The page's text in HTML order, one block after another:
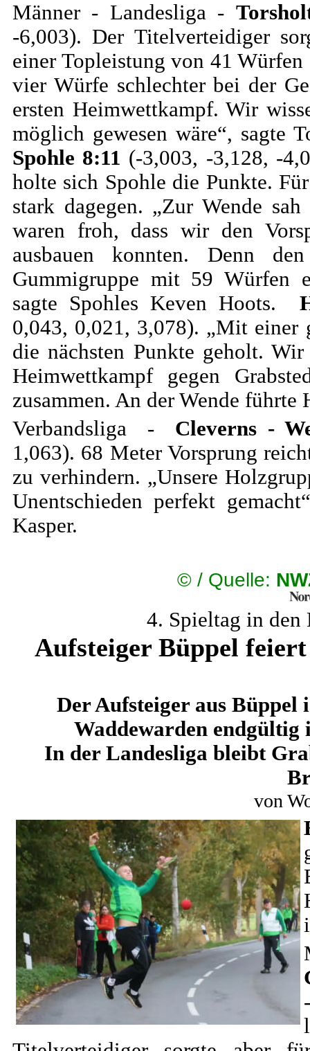
Männer - Landesliga -
-6,003). Der Titelverteidiger
einer Topleistung von 41
vier Würfe schlechter bei der
ersten Heimwettkampf. Wir
möglich gewesen wäre“, sagte
Spohle 8:11 (-3,003, -3,128, -
holte sich Spohle die Punkte.
stark dagegen. „Zur Wende
waren froh, dass wir den
ausbauen konnten. Denn
Gummigruppe mit 59 Würfen
sagte Spohles Keven Hoots.
0,043, 0,021, 3,078). „Mit einer
die nächsten Punkte geholt.
Heimwettkampf gegen
zusammen. An der Wende führte
Verbandsliga - Cleverns -
1,063). 68 Meter Vorsprung
zu verhindern. „Unsere
Unentschieden perfekt
Kasper.
©/ Quelle:
4. Spieltag in
Aufsteiger Büppel
Der Aufsteiger aus Büppel
Waddewarden endgültig
In der Landesliga bleibt
von